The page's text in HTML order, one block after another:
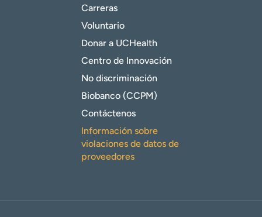
Carreras
Voluntario
Donar a UCHealth
Centro de Innovación
No discriminación
Biobanco (CCPM)
Contáctenos
Información sobre
violaciones de datos de
proveedores